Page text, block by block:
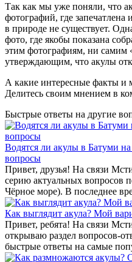
Так как мы уже поняли, что
фотографий, где запечатлена
в природе не существует.
фото, где якобы показана
этим фотографиям, ни самим
утверждающим, что акулы
А какие интересные факты и
Делитесь своим мнением в
Быстрые ответы на другие
Водятся ли акулы в Батуми
вопросы
Привет, друзья! На связи
серию актуальных вопросов
Чёрное море). В последнее
Как выглядит акула? Мой
Привет, ребята! На связи
открываю раздел вопросов-
быстрые ответы на самые